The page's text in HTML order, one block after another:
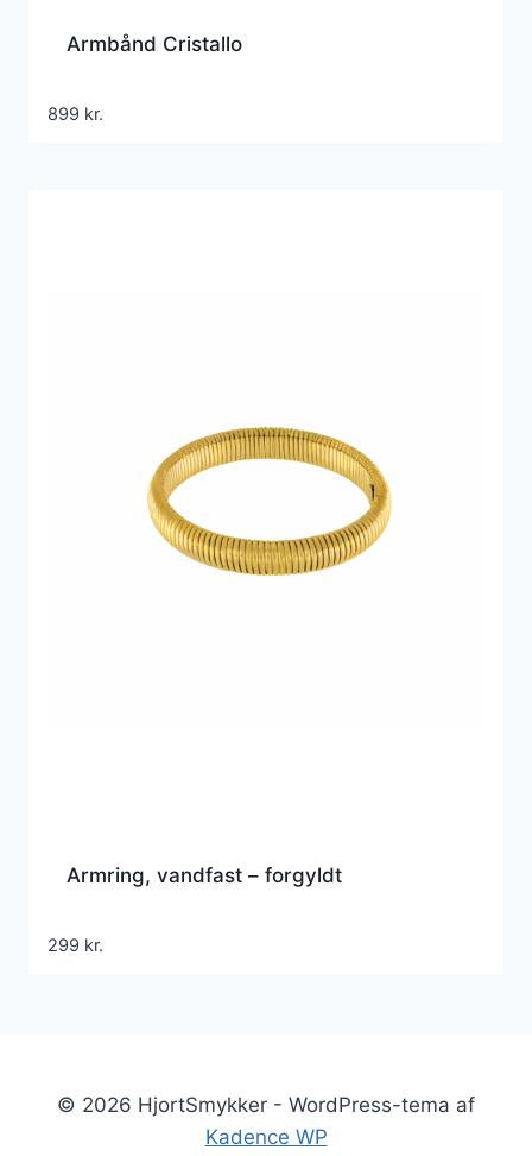
Armbånd Cristallo
899 kr.
Armring, vandfast – forgyldt
299 kr.
© 2026 HjortSmykker - WordPress-tema af
Kadence WP